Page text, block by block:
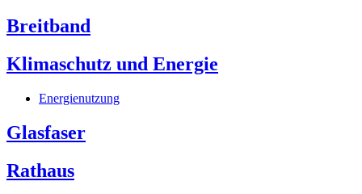
Breitband
Klimaschutz und Energie
Energienutzung
Glasfaser
Rathaus